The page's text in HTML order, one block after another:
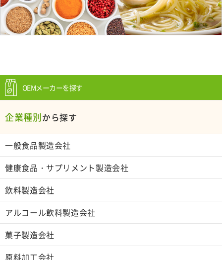
OEMメーカーを探す
企業種別から探す
一般食品製造会社
健康食品・サプリメント製造会社
飲料製造会社
アルコール飲料製造会社
菓子製造会社
原料加工会社